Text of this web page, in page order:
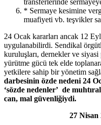
transferlerinde
* Sermaye kesimine
muafiyeti vb. teşvikler
24 Ocak kararları ancak 12
uygulanabilirdi. Sendikal
kuruluşları, dernekler ve siyasi
yürütme gücü tek elde
yetkilere sahip bir yönetim
darbesinin özde nedeni 24
‘sözde nedenler’ de
can, mal güvenliğiydi.
27 Nisan